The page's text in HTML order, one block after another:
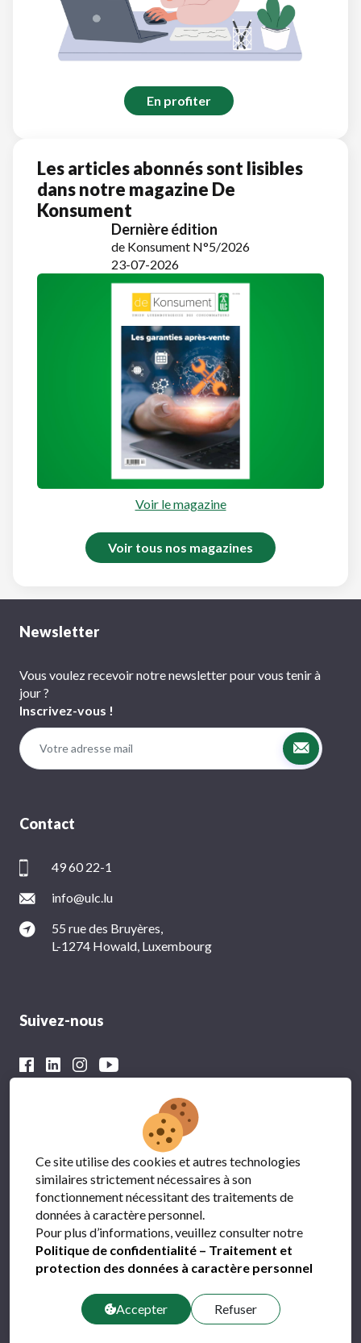
En profiter
Les articles abonnés sont lisibles
dans notre magazine De
Konsument
Dernière édition
de Konsument N°5/2026
23-07-2026
Voir le magazine
Voir tous nos magazines
Newsletter
Vous voulez recevoir notre newsletter pour vous tenir à
jour ?
Inscrivez-vous !
Contact
49 60 22-1
info@ulc.lu
55 rue des Bruyères,
L-1274 Howald, Luxembourg
Suivez-nous
Avec le soutien financier du
FAQ
Contact
Ce site utilise des cookies et autres technologies
similaires strictement nécessaires à son
fonctionnement nécessitant des traitements de
données à caractère personnel.
Pour plus d’informations, veuillez consulter notre
Politique de confidentialité – Traitement et
protection des données à caractère personnel
Accepter Refuser